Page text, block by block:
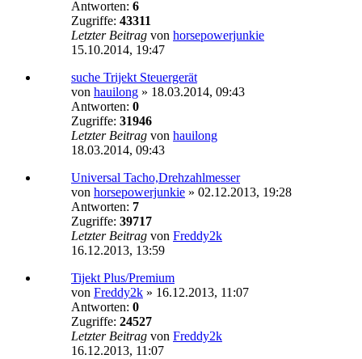
Antworten: 6
Zugriffe: 43311
Letzter Beitrag von horsepowerjunkie
15.10.2014, 19:47
suche Trijekt Steuergerät
von hauilong » 18.03.2014, 09:43
Antworten: 0
Zugriffe: 31946
Letzter Beitrag von hauilong
18.03.2014, 09:43
Universal Tacho,Drehzahlmesser
von horsepowerjunkie » 02.12.2013, 19:28
Antworten: 7
Zugriffe: 39717
Letzter Beitrag von Freddy2k
16.12.2013, 13:59
Tijekt Plus/Premium
von Freddy2k » 16.12.2013, 11:07
Antworten: 0
Zugriffe: 24527
Letzter Beitrag von Freddy2k
16.12.2013, 11:07